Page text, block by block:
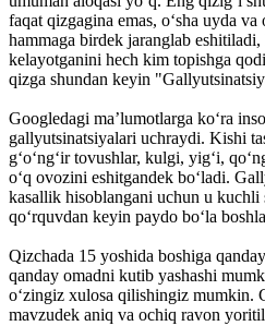
faqat qizgagina emas, oʻsha uyda va
hammaga birdek jaranglab
kelayotganini hech kim topishga
qizga shundan keyin
Googledagi maʼlumotlarga koʻra
gallyutsinatsiyalari uchraydi. Kishi
gʻoʻngʻir tovushlar, kulgi, yigʻi,
oʻq ovozini eshitgandek boʻladi.
kasallik hisoblangani uchun u kuchli
qoʻrquvdan keyin paydo boʻla
Qizchada 15 yoshida boshiga
qanday omadni kutib yashashi
oʻzingiz xulosa qilishingiz mumkin.
mavzudek aniq va ochiq ravon